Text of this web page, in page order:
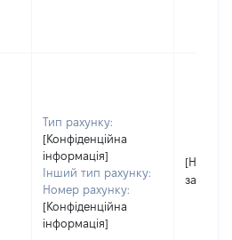
Тип рахунку:
[Конфіденційна
інформація]
Інший тип рахунку:
Номер рахунку:
[Конфіденційна
інформація]
[Не